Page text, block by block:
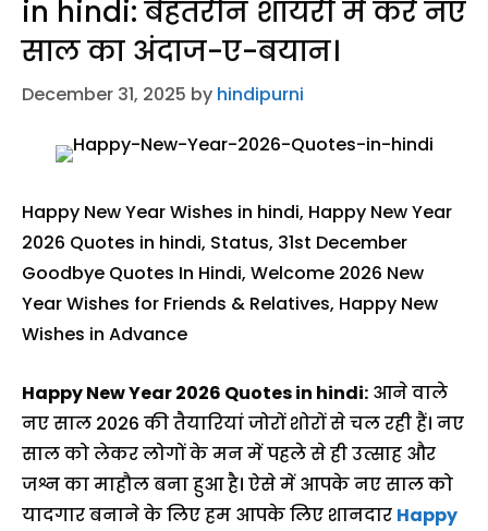
in hindi: बेहतरीन शायरी में करें नए
साल का अंदाज-ए-बयान।
December 31, 2025 by hindipurni
Happy New Year Wishes in hindi, Happy New Year
2026 Quotes in hindi, Status, 31st December
Goodbye Quotes In Hindi, Welcome 2026 New
Year Wishes for Friends & Relatives, Happy New
Wishes in Advance
Happy New Year 2026 Quotes in hindi: आने वाले
नए साल 2026 की तैयारियां जोरों शोरों से चल रही हैं। नए
साल को लेकर लोगों के मन में पहले से ही उत्साह और
जश्न का माहौल बना हुआ है। ऐसे में आपके नए साल को
यादगार बनाने के लिए हम आपके लिए शानदार Happy